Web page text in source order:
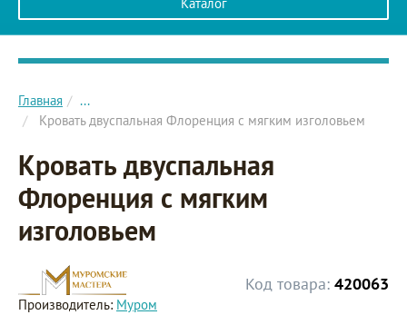
Главное меню сайта
Главная
...
Кровать двуспальная Флоренция с мягким изголовьем
Кровать двуспальная
Флоренция с мягким
изголовьем
Код товара: 420063
Производитель: Муром